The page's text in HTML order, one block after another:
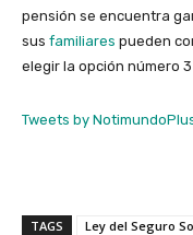
pensión se encuentra
sus familiares pueden
elegir la opción número 3
Tweets by
TAGS Ley del Seguro